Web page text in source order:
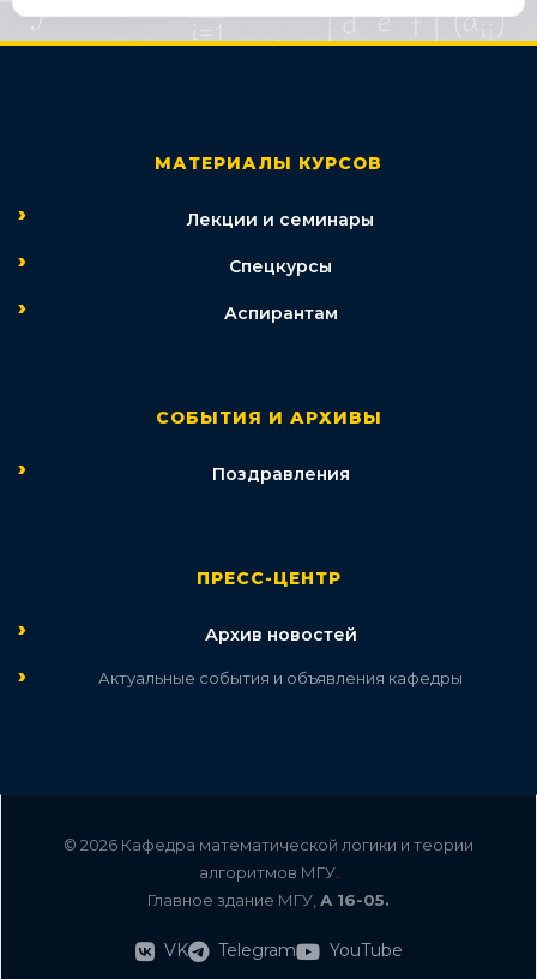
МАТЕРИАЛЫ КУРСОВ
Лекции и семинары
Спецкурсы
Аспирантам
СОБЫТИЯ И АРХИВЫ
Поздравления
ПРЕСС-ЦЕНТР
Архив новостей
Актуальные события и объявления кафедры
© 2026 Кафедра математической логики и теории
алгоритмов МГУ.
Главное здание МГУ, А 16-05.
VK Telegram YouTube